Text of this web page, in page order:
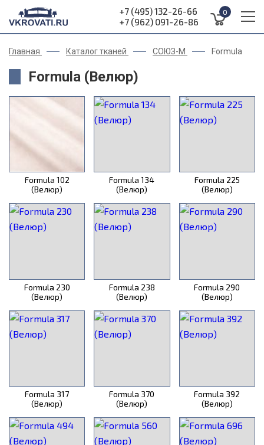
+7 (495) 132-26-66
+7 (962) 091-26-86
0
Главная Каталог тканей СОЮЗ-М Formula
Formula (Велюр)
Formula 102
(Велюр)
Formula 134
(Велюр)
Formula 225
(Велюр)
Formula 230
(Велюр)
Formula 238
(Велюр)
Formula 290
(Велюр)
Formula 317
(Велюр)
Formula 370
(Велюр)
Formula 392
(Велюр)